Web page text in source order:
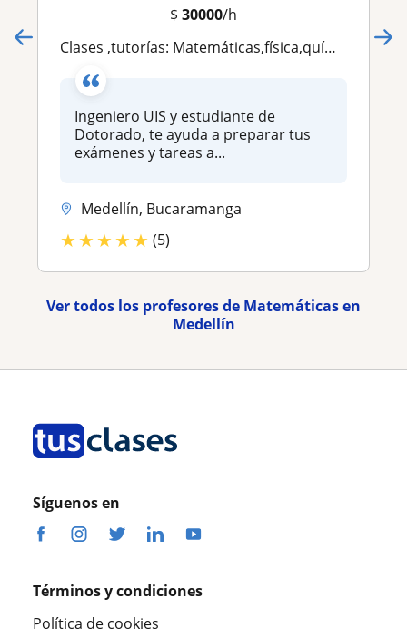
$ 30000/h
Clases ,tutorías: Matemáticas,física,química,cálculo,álgebra,estadística,matemática financiera
Ingeniero UIS y estudiante de
Dotorado, te ayuda a preparar tus
exámenes y tareas a...
Medellín, Bucaramanga
★★★★★ (5)
Ver todos los profesores de Matemáticas en
Medellín
Síguenos en
Términos y condiciones
Política de cookies